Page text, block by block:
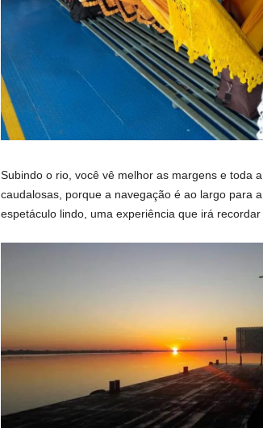
Subindo o rio, você vê melhor as margens e toda
caudalosas, porque a navegação é ao largo para
espetáculo lindo, uma experiência que irá